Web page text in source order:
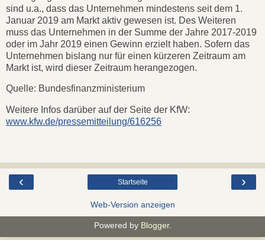
sind u.a., dass das Unternehmen mindestens seit dem 1.
Januar 2019 am Markt aktiv gewesen ist. Des Weiteren
muss das Unternehmen in der Summe der Jahre 2017-2019
oder im Jahr 2019 einen Gewinn erzielt haben. Sofern das
Unternehmen bislang nur für einen kürzeren Zeitraum am
Markt ist, wird dieser Zeitraum herangezogen.
Quelle: Bundesfinanzministerium
Weitere Infos darüber auf der Seite der KfW:
www.kfw.de/pressemitteilung/616256
‹ ›
Startseite
Web-Version anzeigen
Powered by Blogger.